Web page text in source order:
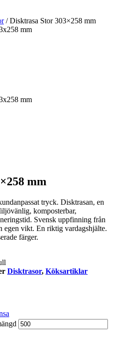
/ Disktrasa Stor 303×258 mm
mm
tryck. Disktrasan, en
komposterbar,
Svensk uppfinning från
egen vikt. En riktig vardagshjälte.
färger.
Disktrasor, Köksartiklar